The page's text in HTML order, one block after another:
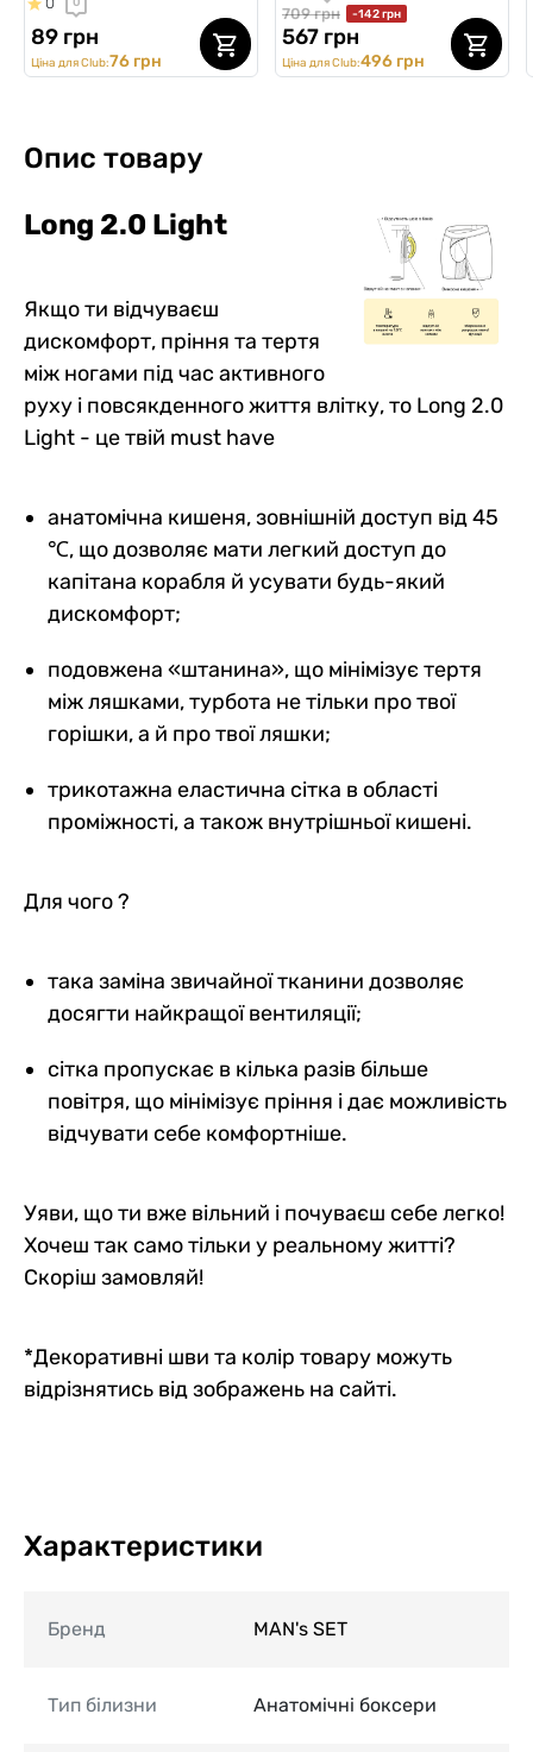
89 грн
Ціна для Club:76 грн
білий
709 грн -142 грн
567 грн
Ціна для Club:496 грн
Опис товару
Long 2.0 Light
Якщо ти відчуваєш
дискомфорт, пріння та тертя
між ногами під час активного
руху і повсякденного життя влітку, то Long 2.0
Light - це твій must have
анатомічна кишеня, зовнішній доступ від 45
℃, що дозволяє мати легкий доступ до
капітана корабля й усувати будь-який
дискомфорт;
подовжена «штанина», що мінімізує тертя
між ляшками, турбота не тільки про твої
горішки, а й про твої ляшки;
трикотажна еластична сітка в області
проміжності, а також внутрішньої кишені.
Для чого ?
така заміна звичайної тканини дозволяє
досягти найкращої вентиляції;
сітка пропускає в кілька разів більше
повітря, що мінімізує пріння і дає можливість
відчувати себе комфортніше.
Уяви, що ти вже вільний і почуваєш себе легко!
Хочеш так само тільки у реальному житті?
Скоріш замовляй!
*Декоративні шви та колір товару можуть
відрізнятись від зображень на сайті.
Характеристики
Бренд MAN's SET
Тип білизни Анатомічні боксери